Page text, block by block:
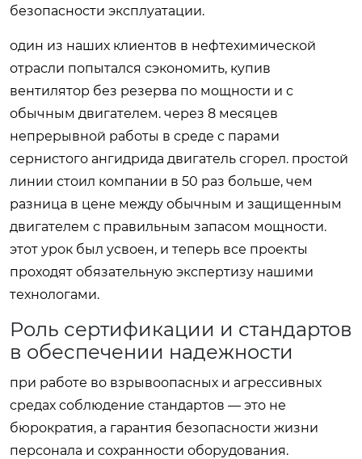
безопасности эксплуатации.
один из наших клиентов в нефтехимической
отрасли попытался сэкономить, купив
вентилятор без резерва по мощности и с
обычным двигателем. через 8 месяцев
непрерывной работы в среде с парами
сернистого ангидрида двигатель сгорел. простой
линии стоил компании в 50 раз больше, чем
разница в цене между обычным и защищенным
двигателем с правильным запасом мощности.
этот урок был усвоен, и теперь все проекты
проходят обязательную экспертизу нашими
технологами.
Роль сертификации и стандартов
в обеспечении надежности
при работе во взрывоопасных и агрессивных
средах соблюдение стандартов — это не
бюрократия, а гарантия безопасности жизни
персонала и сохранности оборудования.